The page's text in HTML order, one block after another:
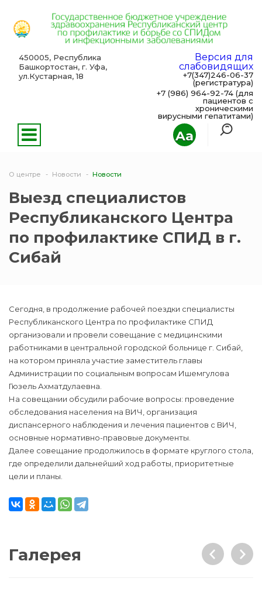
Aa
450005, Республика
Башкортостан, г. Уфа,
ул.Кустарная, 18
Версия для
слабовидящих
+7(347)246-06-37
(регистратура)
+7 (986) 964-92-74 (для
пациентов с
хроническими
вирусными гепатитами)
О центре Новости Новости
Выезд специалистов
Республиканского Центра
по профилактике СПИД в г.
Сибай
Сегодня, в продолжение рабочей поездки специалисты
Республиканского Центра по профилактике СПИД
организовали и провели совещание с медицинскими
работниками в центральной городской больнице г. Сибай,
на котором приняла участие заместитель главы
Администрации по социальным вопросам Ишемгулова
Гюзель Ахматдулаевна.
На совещании обсудили рабочие вопросы: проведение
обследования населения на ВИЧ, организация
диспансерного наблюдения и лечения пациентов с ВИЧ,
основные нормативно-правовые документы.
Далее совещание продолжилось в формате круглого стола,
где определили дальнейший ход работы, приоритетные
цели и планы.
Галерея